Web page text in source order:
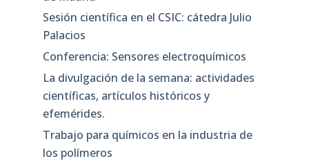
Sesión científica en el CSIC: cátedra Julio
Palacios
Conferencia: Sensores electroquímicos
La divulgación de la semana: actividades
científicas, artículos históricos y
efemérides.
Trabajo para químicos en la industria de
los polímeros